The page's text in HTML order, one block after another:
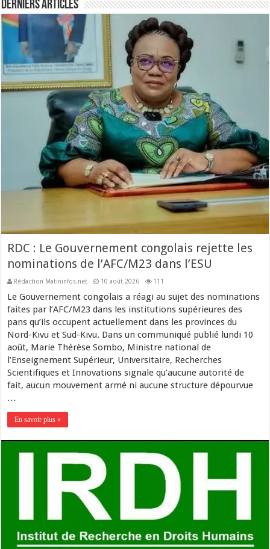
Derniers Articles
RDC : Le Gouvernement congolais rejette les
nominations de l’AFC/M23 dans l’ESU
Rédaction Matininfos.net 10 août 2026 111
Le Gouvernement congolais a réagi au sujet des nominations
faites par l’AFC/M23 dans les institutions supérieures des
pans qu’ils occupent actuellement dans les provinces du
Nord-Kivu et Sud-Kivu. Dans un communiqué publié lundi 10
août, Marie Thérèse Sombo, Ministre national de
l’Enseignement Supérieur, Universitaire, Recherches
Scientifiques et Innovations signale qu’aucune autorité de
fait, aucun mouvement armé ni aucune structure dépourvue
…
En savoir plus »